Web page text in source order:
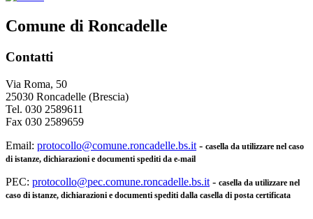
Comune di Roncadelle
Contatti
Via Roma, 50
25030 Roncadelle (Brescia)
Tel. 030 2589611
Fax 030 2589659
Email: protocollo@comune.roncadelle.bs.it - casella da utilizzare nel caso
di istanze, dichiarazioni e documenti spediti da e-mail
PEC: protocollo@pec.comune.roncadelle.bs.it - casella da utilizzare nel
caso di istanze, dichiarazioni e documenti spediti dalla casella di posta certificata